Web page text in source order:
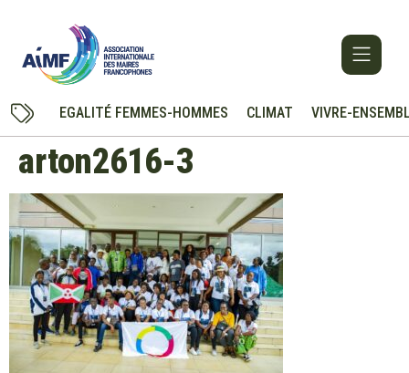
EGALITÉ FEMMES-HOMMES CLIMAT VIVRE-
arton2616-3